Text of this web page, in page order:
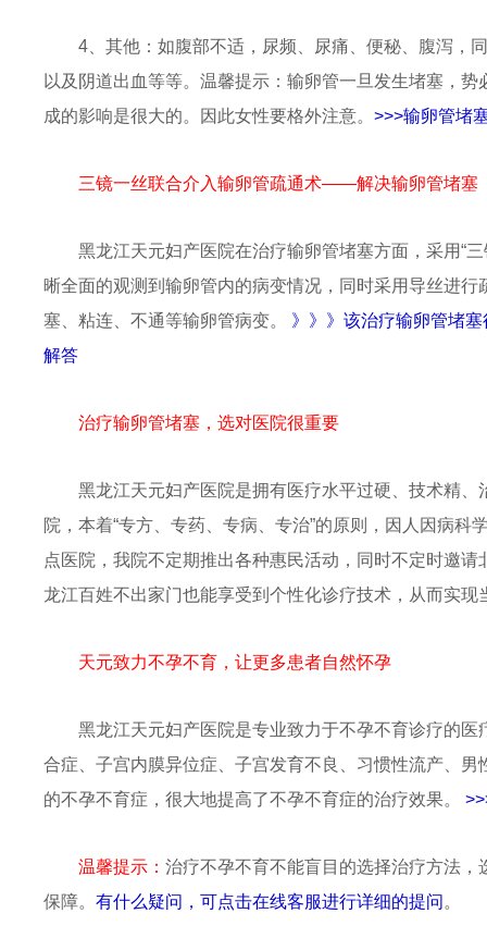
4、其他： 如腹部不适，尿频、尿痛、便秘、腹泻，
以及阴道出血等等。温馨提示：输卵管一旦发生堵塞，
成的影响是很大的。因此女性要格外注意。 >>>输卵管堵
三镜一丝联合介入输卵管疏通术——解决输卵管堵塞
黑龙江天元妇产医院在治疗输卵管堵塞方面，采用“
晰全面的观测到输卵管内的病变情况，同时采用导丝进
塞、粘连、不通等输卵管病变。 》》》该治疗输卵管堵
解答
治疗输卵管堵塞，选对医院很重要
黑龙江天元妇产医院是拥有医疗水平过硬、技术精
院，本着“专方、专药、专病、专治”的原则，因人因病
点医院，我院不定期推出各种惠民活动，同时不定时邀
龙江百姓不出家门也能享受到个性化诊疗技术，从而实现
天元致力不孕不育，让更多患者自然怀孕
黑龙江天元妇产医院是专业致力于不孕不育诊疗的
合症、子宫内膜异位症、子宫发育不良、习惯性流产、
的不孕不育症，很大地提高了不孕不育症的治疗效果。
温馨提示： 治疗不孕不育不能盲目的选择治疗方法
保障。 有什么疑问，可点击在线客服进行详细的提问 。